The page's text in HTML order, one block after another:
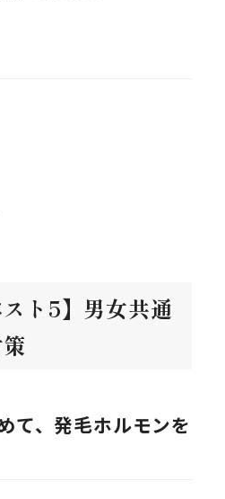
スト5】男女共通
て、発毛ホルモンを